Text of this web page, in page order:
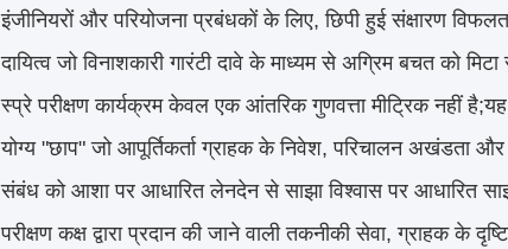
इंजीनियरों और परियोजना प्रबंधकों के लिए, छिपी हुई संक्षारण
दायित्व जो विनाशकारी गारंटी दावे के माध्यम से अग्रिम बचत को
स्प्रे परीक्षण कार्यक्रम केवल एक आंतरिक गुणवत्ता मीट्रिक नहीं
योग्य "छाप" जो आपूर्तिकर्ता ग्राहक के निवेश, परिचालन अखंडता और
संबंध को आशा पर आधारित लेनदेन से साझा विश्वास पर आधारित
परीक्षण कक्ष द्वारा प्रदान की जाने वाली तकनीकी सेवा, ग्राहक